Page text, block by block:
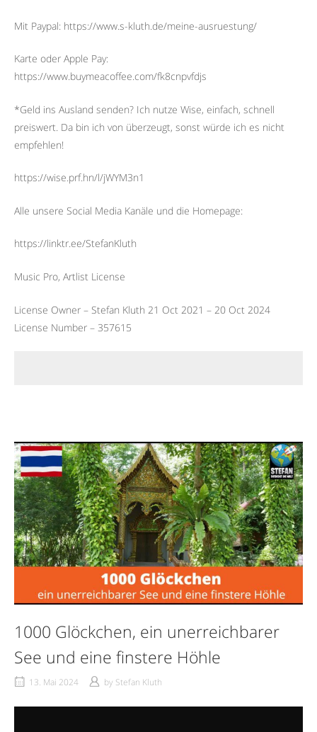
Mit Paypal: https://www.s-kluth.de/meine-ausruestung/
Karte oder Apple Pay:
https://www.buymeacoffee.com/fk8cnpvfdjs
*Geld ins Ausland senden? Ich nutze Wise, einfach, schnell
preiswert. Da bin ich von überzeugt, sonst würde ich es nicht
empfehlen!
https://wise.prf.hn/l/jWYM3n1
Alle unsere Social Media Kanäle und die Homepage:
https://linktr.ee/StefanKluth
Music Pro, Artlist License
License Owner – Stefan Kluth 21 Oct 2021 – 20 Oct 2024
License Number – 357615
1000 Glöckchen, ein unerreichbarer
See und eine finstere Höhle
13. Mai 2024 by Stefan Kluth